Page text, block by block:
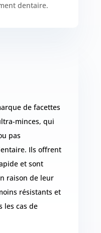
dentaire.
de facettes
minces, qui
pas
Ils offrent
et sont
raison de leur
résistants et
les cas de